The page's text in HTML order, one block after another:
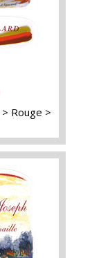
Rouge